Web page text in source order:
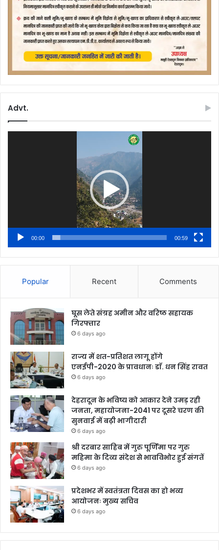
Advt.
00:00 00:59
Popular Recent Comments
घूस लेते संग्रह अमीन और वरिष्ठ सहायक
गिरफ्तार
6 days ago
राज्य में शत-प्रतिशत लागू होंगे
एनईपी-2020 के प्रावधानः डाॅ. धन सिंह रावत
6 days ago
देहरादून के भविष्य को आकार देने उमड़ रही
जनता, महायोजना-2041 पर दूसरे चरण की
सुनवाई में बढ़ी भागीदारी
6 days ago
श्री दरबार साहिब में गुरु पूर्णिमा पर गुरु
महिमा के दिव्य संदेश से भावविभोर हुई संगतें
6 days ago
प्रदेशभर में स्वतंत्रता दिवस का हो भव्य
आयोजनः मुख्य सचिव
6 days ago